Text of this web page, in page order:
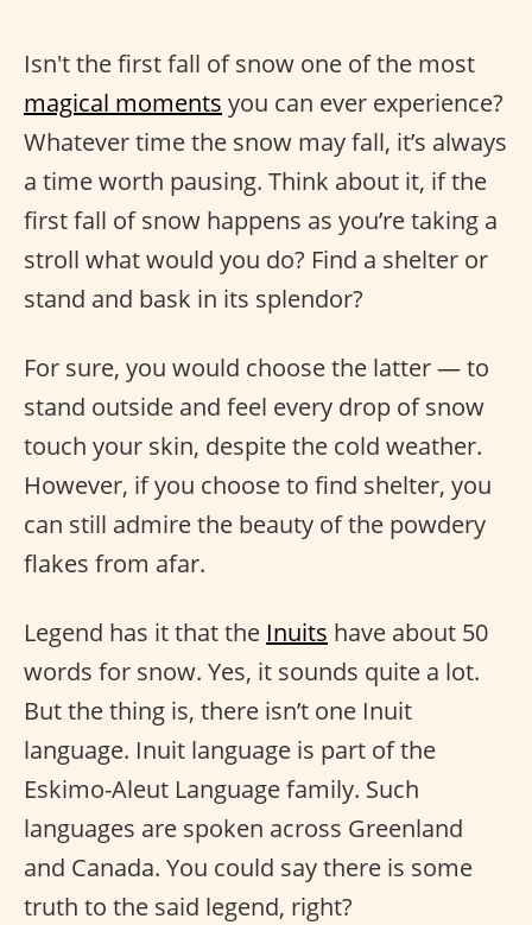
Isn't the first fall of snow one of the most
magical moments you can ever experience?
Whatever time the snow may fall, it’s always
a time worth pausing. Think about it, if the
first fall of snow happens as you’re taking a
stroll what would you do? Find a shelter or
stand and bask in its splendor?
For sure, you would choose the latter — to
stand outside and feel every drop of snow
touch your skin, despite the cold weather.
However, if you choose to find shelter, you
can still admire the beauty of the powdery
flakes from afar.
Legend has it that the Inuits have about 50
words for snow. Yes, it sounds quite a lot.
But the thing is, there isn’t one Inuit
language. Inuit language is part of the
Eskimo-Aleut Language family. Such
languages are spoken across Greenland
and Canada. You could say there is some
truth to the said legend, right?